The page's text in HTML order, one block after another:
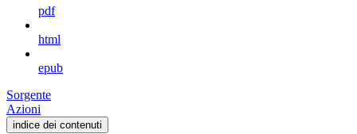
pdf
html
epub
Sorgente
Azioni
indice dei contenuti